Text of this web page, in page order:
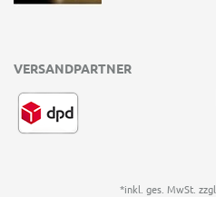
VERSANDPARTNER
*inkl. ges. MwSt. zzgl.